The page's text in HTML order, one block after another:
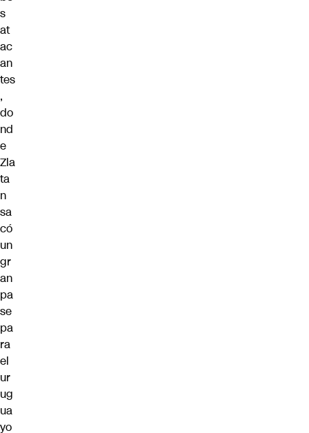
s
at
ac
an
tes
,
do
nd
e
Zla
ta
n
sa
có
un
gr
an
pa
se
pa
ra
el
ur
ug
ua
yo